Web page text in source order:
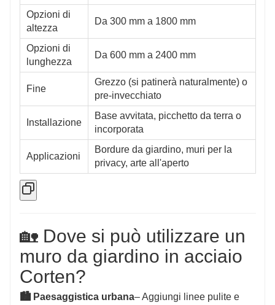
Opzioni di
altezza
Da 300 mm a 1800 mm
Opzioni di
lunghezza
Da 600 mm a 2400 mm
Fine
Grezzo (si patinerà naturalmente) o
pre-invecchiato
Installazione
Base avvitata, picchetto da terra o
incorporata
Applicazioni
Bordure da giardino, muri per la
privacy, arte all'aperto
🏡 Dove si può utilizzare un
muro da giardino in acciaio
Corten?
🏙 Paesaggistica urbana– Aggiungi linee pulite e